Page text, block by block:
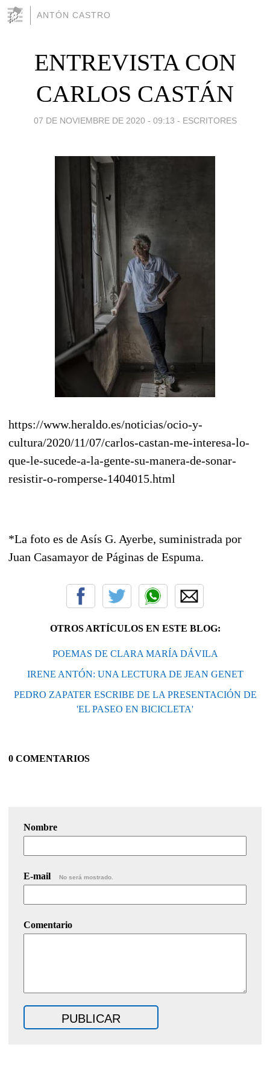
ANTÓN CASTRO
ENTREVISTA CON
CARLOS CASTÁN
07 DE NOVIEMBRE DE 2020 - 09:13 - ESCRITORES
https://www.heraldo.es/noticias/ocio-y-
cultura/2020/11/07/carlos-castan-me-interesa-lo-
que-le-sucede-a-la-gente-su-manera-de-sonar-
resistir-o-romperse-1404015.html
*La foto es de Asís G. Ayerbe, suministrada por
Juan Casamayor de Páginas de Espuma.
OTROS ARTÍCULOS EN ESTE BLOG:
POEMAS DE CLARA MARÍA DÁVILA
IRENE ANTÓN: UNA LECTURA DE JEAN GENET
PEDRO ZAPATER ESCRIBE DE LA PRESENTACIÓN DE
'EL PASEO EN BICICLETA'
0 COMENTARIOS
Nombre
E-mail No será mostrado.
Comentario